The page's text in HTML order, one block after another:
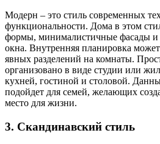
Модерн – это стиль современных
функциональности. Дома в этом
формы, минималистичные фасады
окна. Внутренняя планировка
явных разделений на комнаты.
организовано в виде студии или
кухней, гостиной и столовой.
подойдет для семей, желающих
место для жизни.
3. Скандинавский стиль